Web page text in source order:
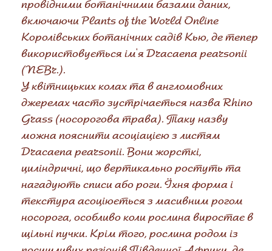
провідними ботанічними базами даних,
включаючи Plants of the World Online
Королівських ботанічних садів Кью, де тепер
використовується ім'я Dracaena pearsonii
(NEBr.).
У квітницьких колах та в англомовних
джерелах часто зустрічається назва Rhino
Grass (носорогова трава). Таку назву
можна пояснити асоціацією з листям
Dracaena pearsonii. Вони жорсткі,
циліндричні, що вертикально ростуть та
нагадують списи або роги. Їхня форма і
текстура асоціюється з масивним рогом
носорога, особливо коли рослина виростає в
щільні пучки. Крім того, рослина родом із